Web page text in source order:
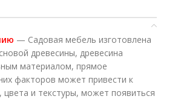
— Садовая мебель изготовлена
древесины, древесина
материалом, прямое
факторов может привести к
и текстуры, может появиться